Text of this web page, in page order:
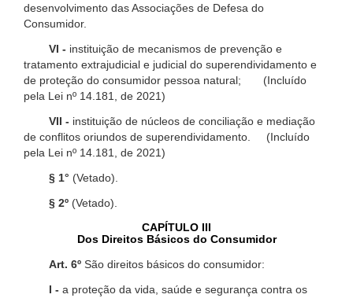
desenvolvimento das Associações de Defesa do
Consumidor.
VI - instituição de mecanismos de prevenção e
tratamento extrajudicial e judicial do superendividamento e
de proteção do consumidor pessoa natural; (Incluído
pela Lei nº 14.181, de 2021)
VII - instituição de núcleos de conciliação e mediação
de conflitos oriundos de superendividamento. (Incluído
pela Lei nº 14.181, de 2021)
§ 1° (Vetado).
§ 2º (Vetado).
CAPÍTULO III
Dos Direitos Básicos do Consumidor
Art. 6º São direitos básicos do consumidor:
I - a proteção da vida, saúde e segurança contra os